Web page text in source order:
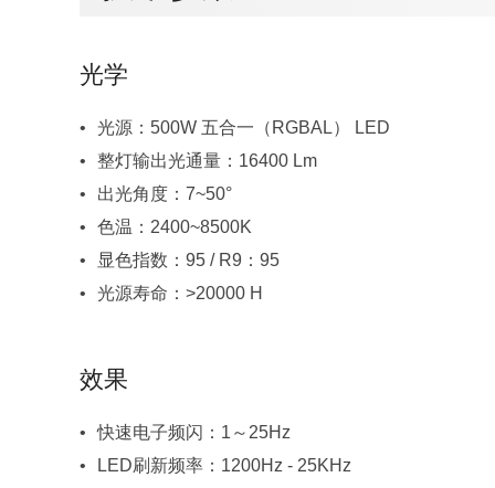
光学
光源：500W 五合一（RGBAL） LED
整灯输出光通量：16400 Lm
出光角度：7~50°
色温：2400~8500K
显色指数：95 / R9：95
光源寿命：>20000 H
效果
快速电子频闪：1～25Hz
LED刷新频率：1200Hz - 25KHz